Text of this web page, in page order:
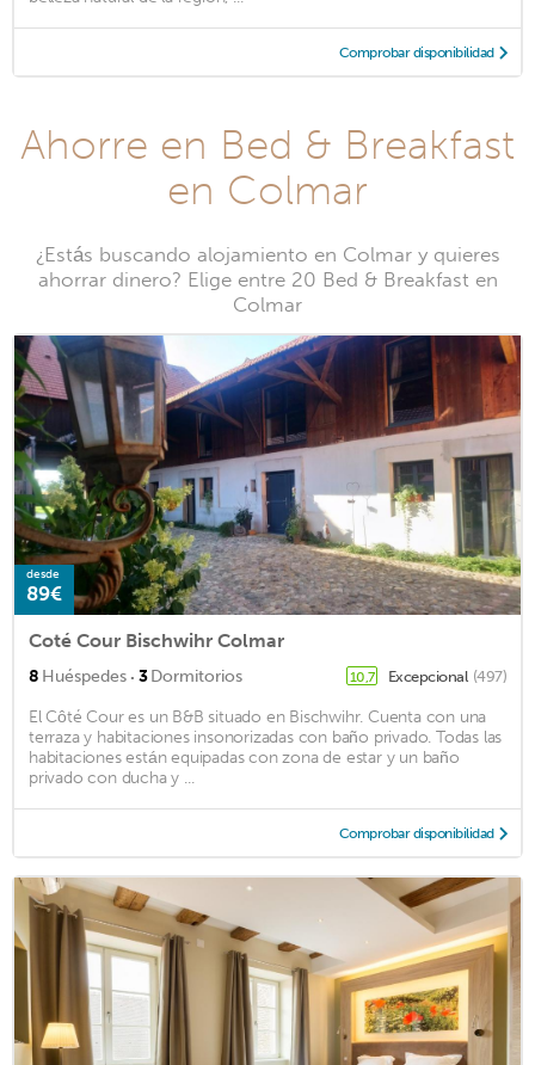
Comprobar disponibilidad
Ahorre en Bed & Breakfast
en Colmar
¿Estás buscando alojamiento en Colmar y quieres
ahorrar dinero? Elige entre 20 Bed & Breakfast en
Colmar
desde
89€
Coté Cour Bischwihr Colmar
8 Huéspedes · 3Dormitorios 10,7 Excepcional (497)
El Côté Cour es un B&B situado en Bischwihr. Cuenta con una
terraza y habitaciones insonorizadas con baño privado. Todas las
habitaciones están equipadas con zona de estar y un baño
privado con ducha y ...
Comprobar disponibilidad